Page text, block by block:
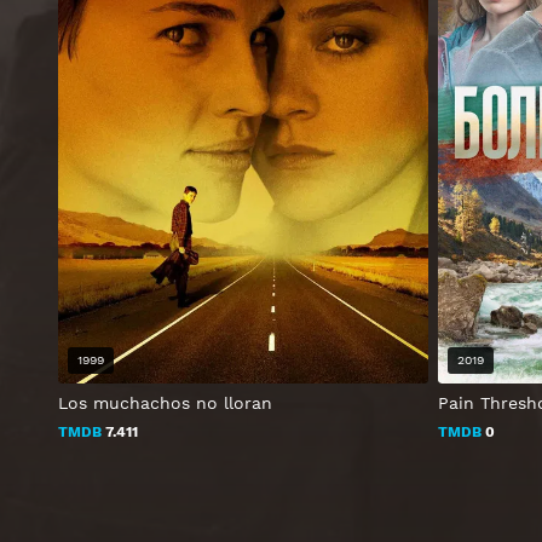
Los muchachos no lloran
TMDB 7.411
1999
Pain
TMDB 0
2019